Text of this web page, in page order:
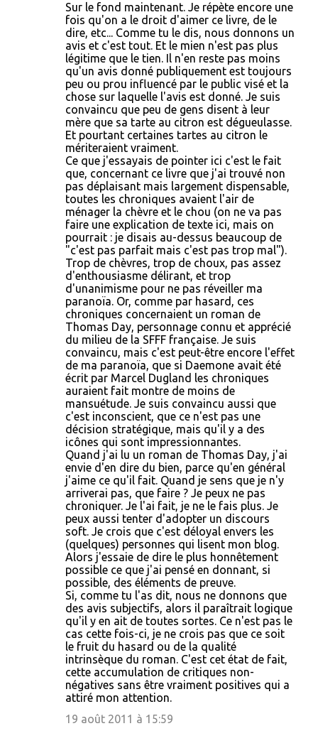
Sur le fond maintenant. Je répète encore une
fois qu'on a le droit d'aimer ce livre, de le
dire, etc... Comme tu le dis, nous donnons un
avis et c'est tout. Et le mien n'est pas plus
légitime que le tien. Il n'en reste pas moins
qu'un avis donné publiquement est toujours
peu ou prou influencé par le public visé et la
chose sur laquelle l'avis est donné. Je suis
convaincu que peu de gens disent à leur
mère que sa tarte au citron est dégueulasse.
Et pourtant certaines tartes au citron le
mériteraient vraiment.
Ce que j'essayais de pointer ici c'est le fait
que, concernant ce livre que j'ai trouvé non
pas déplaisant mais largement dispensable,
toutes les chroniques avaient l'air de
ménager la chèvre et le chou (on ne va pas
faire une explication de texte ici, mais on
pourrait : je disais au-dessus beaucoup de
"c'est pas parfait mais c'est pas trop mal").
Trop de chèvres, trop de choux, pas assez
d'enthousiasme délirant, et trop
d'unanimisme pour ne pas réveiller ma
paranoïa. Or, comme par hasard, ces
chroniques concernaient un roman de
Thomas Day, personnage connu et apprécié
du milieu de la SFFF française. Je suis
convaincu, mais c'est peut-être encore l'effet
de ma paranoïa, que si Daemone avait été
écrit par Marcel Dugland les chroniques
auraient fait montre de moins de
mansuétude. Je suis convaincu aussi que
c'est inconscient, que ce n'est pas une
décision stratégique, mais qu'il y a des
icônes qui sont impressionnantes.
Quand j'ai lu un roman de Thomas Day, j'ai
envie d'en dire du bien, parce qu'en général
j'aime ce qu'il fait. Quand je sens que je n'y
arriverai pas, que faire ? Je peux ne pas
chroniquer. Je l'ai fait, je ne le fais plus. Je
peux aussi tenter d'adopter un discours
soft. Je crois que c'est déloyal envers les
(quelques) personnes qui lisent mon blog.
Alors j'essaie de dire le plus honnêtement
possible ce que j'ai pensé en donnant, si
possible, des éléments de preuve.
Si, comme tu l'as dit, nous ne donnons que
des avis subjectifs, alors il paraîtrait logique
qu'il y en ait de toutes sortes. Ce n'est pas le
cas cette fois-ci, je ne crois pas que ce soit
le fruit du hasard ou de la qualité
intrinsèque du roman. C'est cet état de fait,
cette accumulation de critiques non-
négatives sans être vraiment positives qui a
attiré mon attention.
19 août 2011 à 15:59